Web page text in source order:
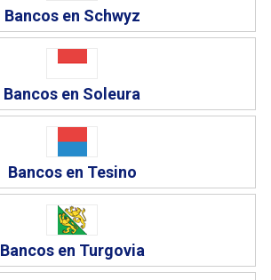
Bancos en Schwyz
Bancos en Soleura
Bancos en Tesino
Bancos en Turgovia